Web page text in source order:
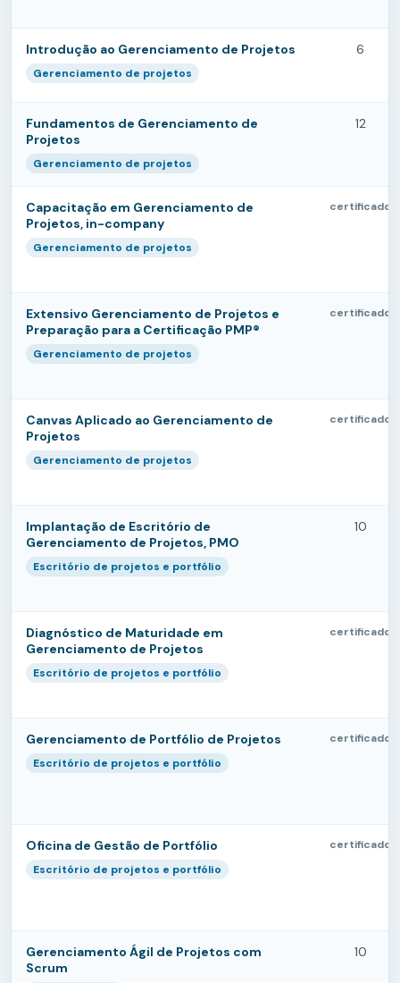
Introdução ao Gerenciamento de Projetos
Gerenciamento de projetos
6
Fundamentos de Gerenciamento de
Projetos
Gerenciamento de projetos
12
Capacitação em Gerenciamento de
Projetos, in-company
Gerenciamento de projetos
certificado
Extensivo Gerenciamento de Projetos e
Preparação para a Certificação PMP®
Gerenciamento de projetos
certificado
Canvas Aplicado ao Gerenciamento de
Projetos
Gerenciamento de projetos
certificado
Implantação de Escritório de
Gerenciamento de Projetos, PMO
Escritório de projetos e portfólio
10
Diagnóstico de Maturidade em
Gerenciamento de Projetos
Escritório de projetos e portfólio
certificado
Gerenciamento de Portfólio de Projetos
Escritório de projetos e portfólio
certificado
Oficina de Gestão de Portfólio
Escritório de projetos e portfólio
certificado
Gerenciamento Ágil de Projetos com
Scrum
10